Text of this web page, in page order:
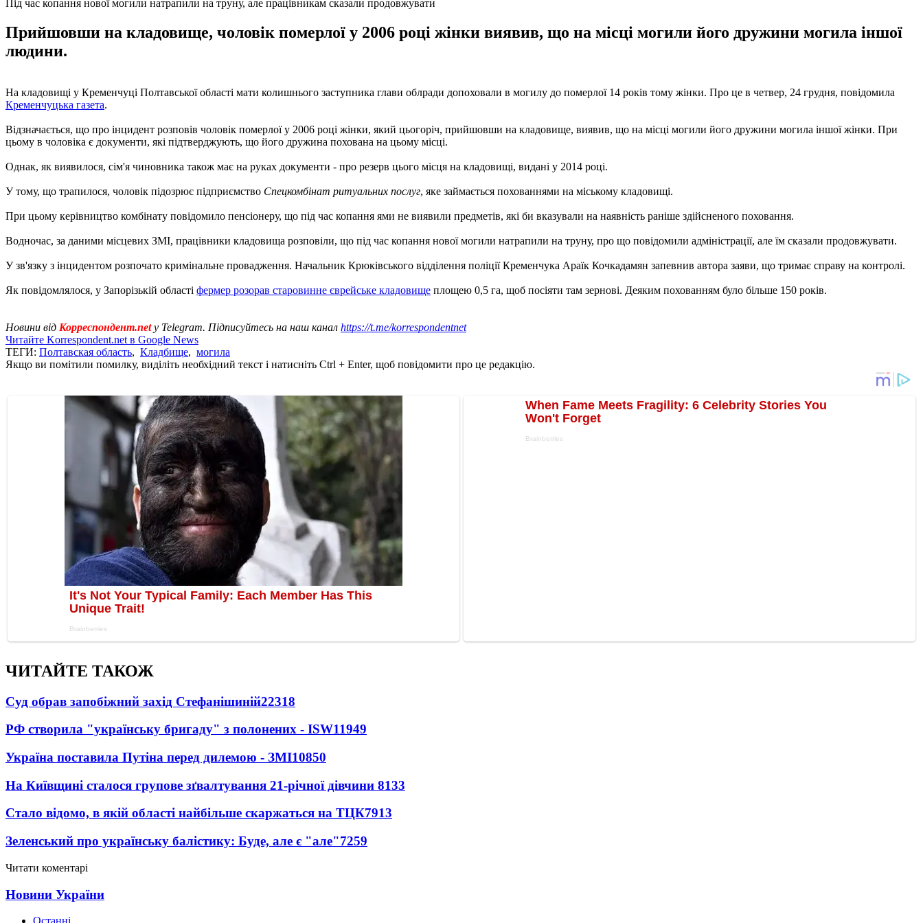
Під час копання нової могили натрапили на труну, але працівникам сказали продовжувати
Прийшовши на кладовище, чоловік померлої у 2006 році жінки виявив, що на місці могили його дружини могила іншої
людини.
На кладовищі у Кременчуці Полтавської області мати колишнього заступника глави облради допоховали в могилу до померлої 14 років тому жінки. Про це в четвер, 24 грудня, повідомила
Кременчуцька газета.
Відзначається, що про інцидент розповів чоловік померлої у 2006 році жінки, який цьогоріч, прийшовши на кладовище, виявив, що на місці могили його дружини могила іншої жінки. При
цьому в чоловіка є документи, які підтверджують, що його дружина похована на цьому місці.
Однак, як виявилося, сім'я чиновника також має на руках документи - про резерв цього місця на кладовищі, видані у 2014 році.
У тому, що трапилося, чоловік підозрює підприємство Спецкомбінат ритуальних послуг, яке займається похованнями на міському кладовищі.
При цьому керівництво комбінату повідомило пенсіонеру, що під час копання ями не виявили предметів, які би вказували на наявність раніше здійсненого поховання.
Водночас, за даними місцевих ЗМІ, працівники кладовища розповіли, що під час копання нової могили натрапили на труну, про що повідомили адміністрації, але їм сказали продовжувати.
У зв'язку з інцидентом розпочато кримінальне провадження. Начальник Крюківського відділення поліції Кременчука Араїк Кочкадамян запевнив автора заяви, що тримає справу на контролі.
Як повідомлялося, у Запорізькій області фермер розорав старовинне єврейське кладовище площею 0,5 га, щоб посіяти там зернові. Деяким похованням було більше 150 років.
Новини від Корреспондент.netу Telegram. Підписуйтесь на наш канал https://t.me/korrespondentnet
Читайте Korrespondent.net в Google News
ТЕГИ: Полтавская область, Кладбище, могила
Якщо ви помітили помилку, виділіть необхідний текст і натисніть Ctrl + Enter, щоб повідомити про це редакцію.
ЧИТАЙТЕ ТАКОЖ
Суд обрав запобіжний захід Стефанішиній22318
РФ створила "українську бригаду" з полонених - ISW11949
Україна поставила Путіна перед дилемою - ЗМІ10850
На Київщині сталося групове зґвалтування 21-річної дівчини 8133
Стало відомо, в якій області найбільше скаржаться на ТЦК7913
Зеленський про українську балістику: Буде, але є "але"7259
Читати коментарі
Новини України